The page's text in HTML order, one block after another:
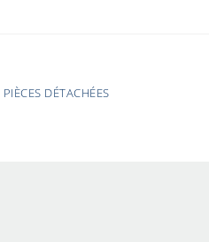
PIÈCES DÉTACHÉES